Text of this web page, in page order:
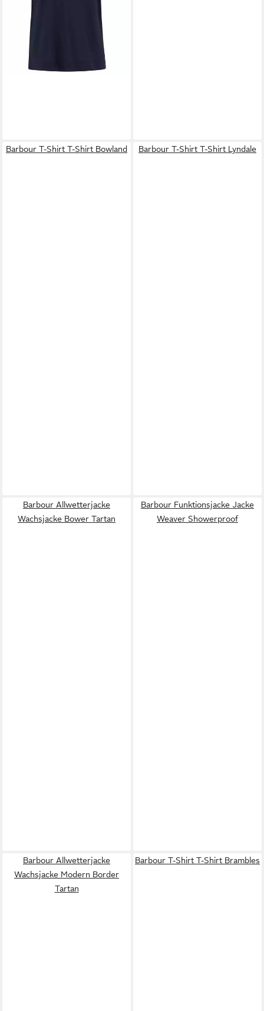
Barbour T-Shirt T-Shirt Bowland Barbour T-Shirt T-Shirt Lyndale
Barbour Allwetterjacke
Wachsjacke Bower Tartan
Barbour Funktionsjacke Jacke
Weaver Showerproof
Barbour Allwetterjacke
Wachsjacke Modern Border
Tartan
Barbour T-Shirt T-Shirt Brambles